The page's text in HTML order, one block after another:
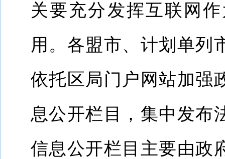
关要充分发挥互联网
用。各盟市、计划单列
依托区局门户网站加强
息公开栏目，集中发布
信息公开栏目主要由政